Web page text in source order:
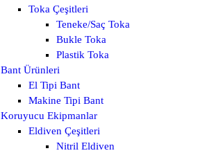
Toka Çeşitleri
Teneke/Saç Toka
Bukle Toka
Plastik Toka
Bant Ürünleri
El Tipi Bant
Makine Tipi Bant
Koruyucu Ekipmanlar
Eldiven Çeşitleri
Nitril Eldiven